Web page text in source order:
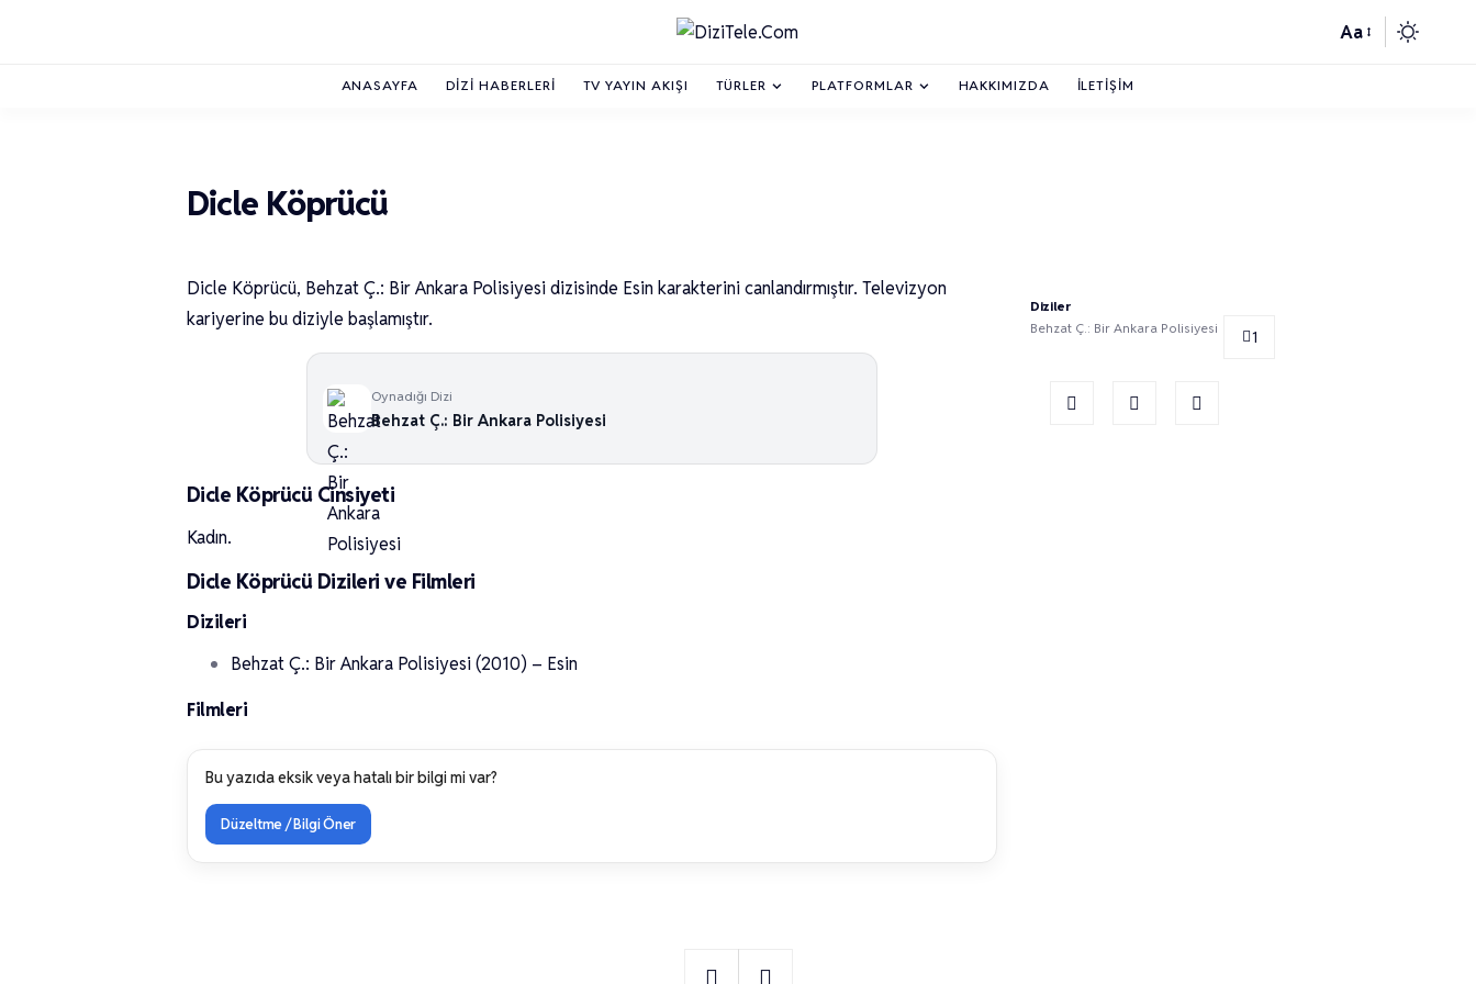
Aa
ANASAYFA DIZI HABERLERI TV YAYIN AKIŞI TÜRLER PLATFORMLAR HAKKIMIZDA İLETIŞIM
Dicle Köprücü
Dicle Köprücü, Behzat Ç.: Bir Ankara Polisiyesi dizisinde Esin karakterini canlandırmıştır. Televizyon
kariyerine bu diziyle başlamıştır.
Oynadığı Dizi
Behzat Ç.: Bir Ankara Polisiyesi
Dicle Köprücü Cinsiyeti
Kadın.
Dicle Köprücü Dizileri ve Filmleri
Dizileri
Behzat Ç.: Bir Ankara Polisiyesi (2010) – Esin
Filmleri
Bu yazıda eksik veya hatalı bir bilgi mi var?
Düzeltme / Bilgi Öner
Diziler
Behzat Ç.: Bir Ankara Polisiyesi
1